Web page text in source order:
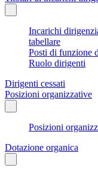
Incarichi
tabellare
Posti di funzione
Ruolo dirigenti
Dirigenti cessati
Posizioni organizzative
Posizioni
Dotazione organica